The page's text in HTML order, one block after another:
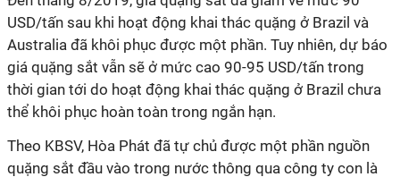
USD/tấn sau khi hoạt động khai thác quặng ở Brazil và
Australia đã khôi phục được một phần. Tuy nhiên, dự báo
giá quặng sắt vẫn sẽ ở mức cao 90-95 USD/tấn trong
thời gian tới do hoạt động khai thác quặng ở Brazil chưa
thể khôi phục hoàn toàn trong ngắn hạn.
Theo KBSV, Hòa Phát đã tự chủ được một phần nguồn
quặng sắt đầu vào trong nước thông qua công ty con là